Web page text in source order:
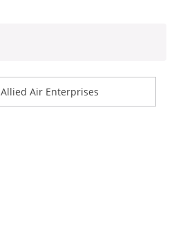
Allied Air Enterprises